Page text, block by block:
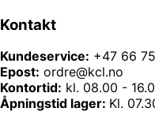
Kontakt
Kundeservice: +47 66
Epost: ordre@kcl.no
Kontortid: kl. 08.00 -
Åpningstid lager: Kl.